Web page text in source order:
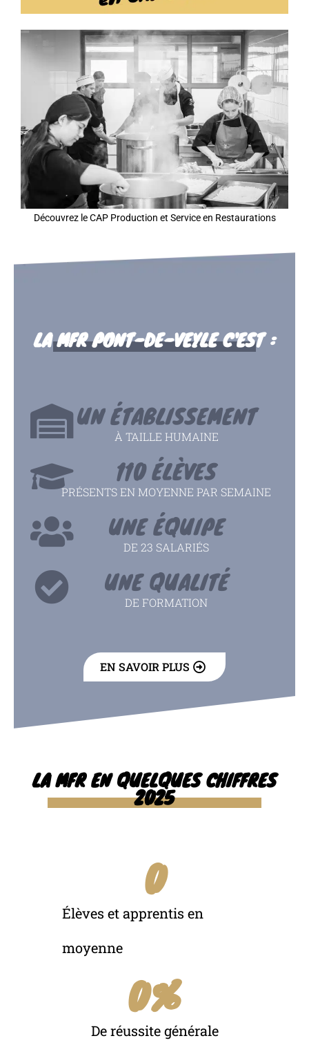
Découvrez le CAP Production et Service en Restaurations
LA MFR PONT-DE-VEYLE C'EST :
UN ÉTABLISSEMENT
À TAILLE HUMAINE
110 ÉLÈVES
PRÉSENTS EN MOYENNE PAR SEMAINE
UNE ÉQUIPE
DE 23 SALARIÉS
UNE QUALITÉ
DE FORMATION
EN SAVOIR PLUS
LA MFR EN QUELQUES CHIFFRES
2025
Élèves et apprentis en
moyenne
0
De réussite générale
0%